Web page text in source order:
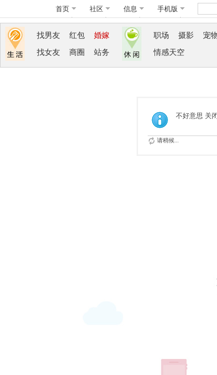
首页 社区 信息 手机版
找男友 红包 婚嫁
找女友 商圈 站务
职场 摄影 宠
情感天空
不好意思 关
请稍候...